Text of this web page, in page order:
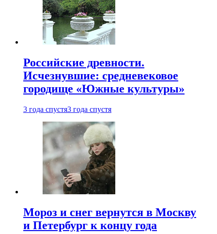
Российские древности.
Исчезнувшие: средневековое
городище «Южные культуры»
3 года спустя3 года спустя
Мороз и снег вернутся в Москву
и Петербург к концу года